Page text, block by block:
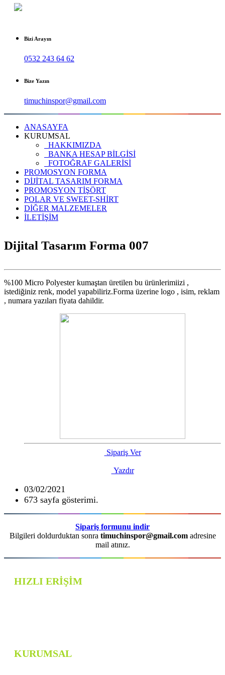
Bizi Arayın
0532 243 64 62
Bize Yazın
timuchinspor@gmail.com
ANASAYFA
KURUMSAL
HAKKIMIZDA
BANKA HESAP BİLGİSİ
FOTOĞRAF GALERİSİ
PROMOSYON FORMA
DİJİTAL TASARIM FORMA
PROMOSYON TİŞÖRT
POLAR VE SWEET-SHİRT
DİĞER MALZEMELER
İLETİŞİM
Dijital Tasarım Forma 007
%100 Micro Polyester kumaştan üretilen bu ürünlerimiizi ,
istediğiniz renk, model yapabiliriz.Forma üzerine logo , isim, reklam
, numara yazıları fiyata dahildir.
Sipariş Ver
Yazdır
03/02/2021
673 sayfa gösterimi.
Sipariş formunu indir
Bilgileri doldurduktan sonra timuchinspor@gmail.comadresine
mail atınız.
HIZLI ERİŞİM
KURUMSAL